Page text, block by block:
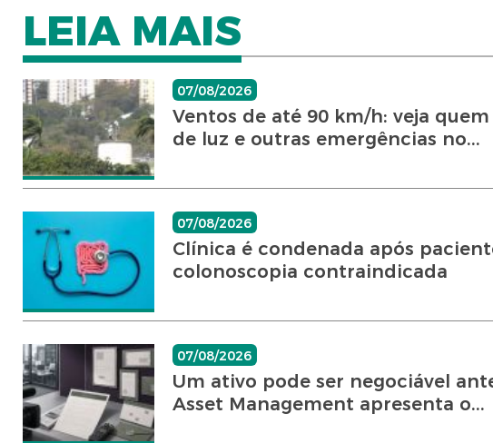
LEIA MAIS
07/08/2026
Ventos de até 90 km/h: veja
de luz e outras emergências no...
07/08/2026
Clínica é condenada após
colonoscopia contraindicada
07/08/2026
Um ativo pode ser negociável
Asset Management apresenta o...